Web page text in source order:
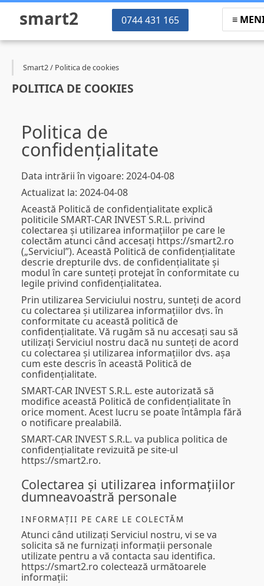
smart2 0744 431 165
Smart2/ Politica de cookies
POLITICA DE COOKIES
Politica de
confidențialitate
Data intrării în vigoare: 2024-04-08
Actualizat la: 2024-04-08
Această Politică de confidențialitate explică
politicile SMART-CAR INVEST S.R.L. privind
colectarea și utilizarea informațiilor pe care le
colectăm atunci când accesați https://smart2.ro
(„Serviciul”). Această Politică de confidențialitate
descrie drepturile dvs. de confidențialitate și
modul în care sunteți protejat în conformitate cu
legile privind confidențialitatea.
Prin utilizarea Serviciului nostru, sunteți de acord
cu colectarea și utilizarea informațiilor dvs. în
conformitate cu această politică de
confidențialitate. Vă rugăm să nu accesați sau să
utilizați Serviciul nostru dacă nu sunteți de acord
cu colectarea și utilizarea informațiilor dvs. așa
cum este descris în această Politică de
confidențialitate.
SMART-CAR INVEST S.R.L. este autorizată să
modifice această Politică de confidențialitate în
orice moment. Acest lucru se poate întâmpla fără
o notificare prealabilă.
SMART-CAR INVEST S.R.L. va publica politica de
confidențialitate revizuită pe site-ul
https://smart2.ro.
Colectarea și utilizarea informațiilor
dumneavoastră personale
INFORMAȚII PE CARE LE COLECTĂM
Atunci când utilizați Serviciul nostru, vi se va
solicita să ne furnizați informații personale
utilizate pentru a vă contacta sau identifica.
https://smart2.ro colectează următoarele
informații: